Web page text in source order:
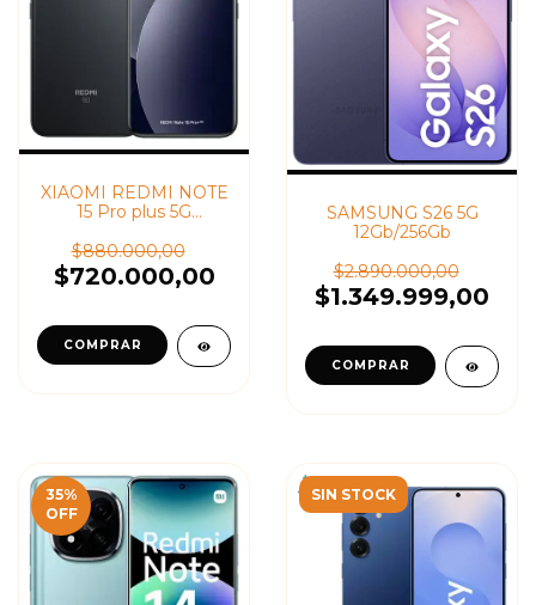
XIAOMI REDMI NOTE
15 Pro plus 5G
$880.000,00
$720.000,00
SAMSUNG S26 5G
12Gb/256Gb
$2.890.000,00
$1.349.999,00
35%
OFF
SIN STOCK